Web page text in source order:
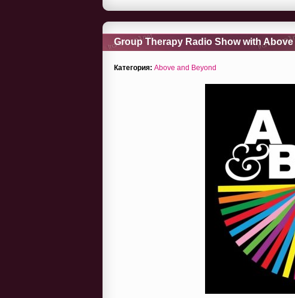
Group Therapy Radio Show with
guest Stan Arwell
Категория: Above and Beyond